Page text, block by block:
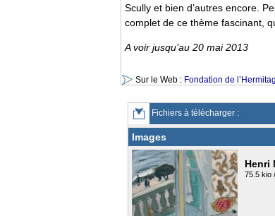
Scully et bien d’autres encore.
complet de ce thème fascinant,
A voir jusqu’au 20 mai 2013
Sur le Web : Fondation de
Fichiers à télécharger :
Images
Henri
75.5 kio